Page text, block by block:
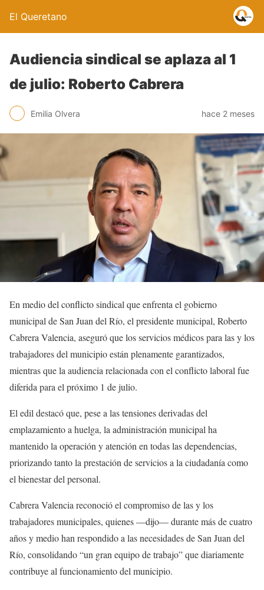
El Queretano
Audiencia sindical se aplaza al 1
de julio: Roberto Cabrera
Emilia Olvera hace 2 meses
En medio del conflicto sindical que enfrenta el gobierno
municipal de San Juan del Río, el presidente municipal, Roberto
Cabrera Valencia, aseguró que los servicios médicos para las y los
trabajadores del municipio están plenamente garantizados,
mientras que la audiencia relacionada con el conflicto laboral fue
diferida para el próximo 1 de julio.
El edil destacó que, pese a las tensiones derivadas del
emplazamiento a huelga, la administración municipal ha
mantenido la operación y atención en todas las dependencias,
priorizando tanto la prestación de servicios a la ciudadanía como
el bienestar del personal.
Cabrera Valencia reconoció el compromiso de las y los
trabajadores municipales, quienes —dijo— durante más de cuatro
años y medio han respondido a las necesidades de San Juan del
Río, consolidando “un gran equipo de trabajo” que diariamente
contribuye al funcionamiento del municipio.